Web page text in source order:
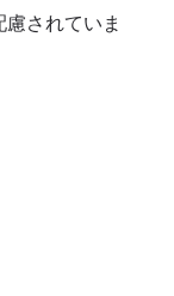
されていま